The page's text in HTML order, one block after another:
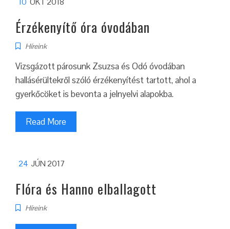
Érzékenyítő óra óvodában
Híreink
Vizsgázott párosunk Zsuzsa és Odó óvodában
hallásérültekről szóló érzékenyítést tartott, ahol a
gyerkőcöket is bevonta a jelnyelvi alapokba.
Read More
24 JÚN 2017
Flóra és Hanno elballagott
Híreink